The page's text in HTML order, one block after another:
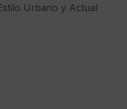
Urbano y Actual